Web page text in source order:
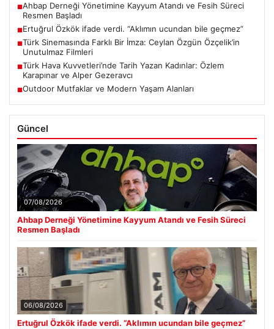
■Ahbap Derneği Yönetimine Kayyum Atandı ve Fesih Süreci
Resmen Başladı
■Ertuğrul Özkök ifade verdi. “Aklımın ucundan bile geçmez”
■Türk Sinemasında Farklı Bir İmza: Ceylan Özgün Özçelik’in
Unutulmaz Filmleri
■Türk Hava Kuvvetleri’nde Tarih Yazan Kadınlar: Özlem
Karapınar ve Alper Gezeravcı
■Outdoor Mutfaklar ve Modern Yaşam Alanları
Güncel
07/08/2026
Ahbap Derneği Yönetimine Kayyum Atandı ve Fesih Süreci
Resmen Başladı
06/08/2026
Ertuğrul Özkök ifade verdi. “Aklımın ucundan bile geçmez”